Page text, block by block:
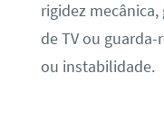
rigidez
de TV ou
ou instabilidade.